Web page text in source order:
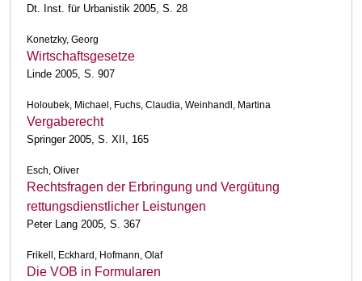
Dt. Inst. für Urbanistik 2005, S. 28
Konetzky, Georg
Wirtschaftsgesetze
Linde 2005, S. 907
Holoubek, Michael, Fuchs, Claudia, Weinhandl, Martina
Vergaberecht
Springer 2005, S. XII, 165
Esch, Oliver
Rechtsfragen der Erbringung und Vergütung
rettungsdienstlicher Leistungen
Peter Lang 2005, S. 367
Frikell, Eckhard, Hofmann, Olaf
Die VOB in Formularen